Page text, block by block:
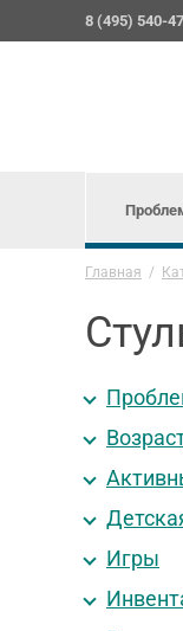
8 (495) 540-
Главная /
Игры